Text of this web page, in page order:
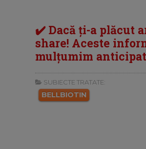
✔️ Dacă ți-a plăcut
share! Aceste
mulțumim
SUBIECTE TRATATE:
BELLBIOTIN